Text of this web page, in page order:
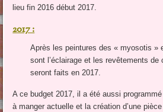
lieu fin 2016 début 2017.
2017 :
Après les peintures des « myosotis »
sont l’éclairage et les revêtements
seront faits en 2017.
A ce budget 2017, il a été aussi
à manger actuelle et la création d’une